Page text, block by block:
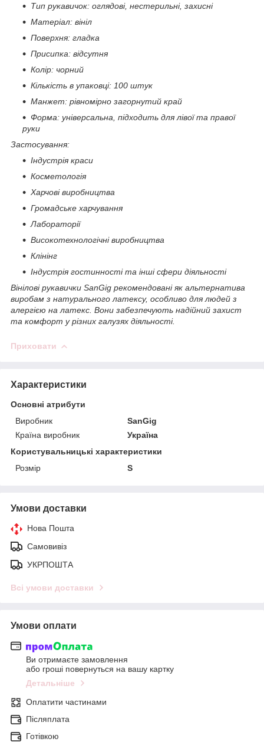
Тип рукавичок: оглядові, нестерильні, захисні
Матеріал: вініл
Поверхня: гладка
Присипка: відсутня
Колір: чорний
Кількість в упаковці: 100 штук
Манжет: рівномірно загорнутий край
Форма: універсальна, підходить для лівої та правої
руки
Застосування:
Індустрія краси
Косметологія
Харчові виробництва
Громадське харчування
Лабораторії
Високотехнологічні виробництва
Клінінг
Індустрія гостинності та інші сфери діяльності
Вінілові рукавички SanGig рекомендовані як альтернатива
виробам з натурального латексу, особливо для людей з
алергією на латекс. Вони забезпечують надійний захист
та комфорт у різних галузях діяльності.
Приховати
Характеристики
Основні атрибути
Виробник
SanGig
Країна виробник
Україна
Користувальницькі характеристики
Розмір
S
Умови доставки
Нова Пошта
Самовивіз
УКРПОШТА
Всі умови доставки
Умови оплати
Ви отримаєте замовлення
або гроші повернуться на вашу картку
Детальніше
Оплатити частинами
Післяплата
Готівкою